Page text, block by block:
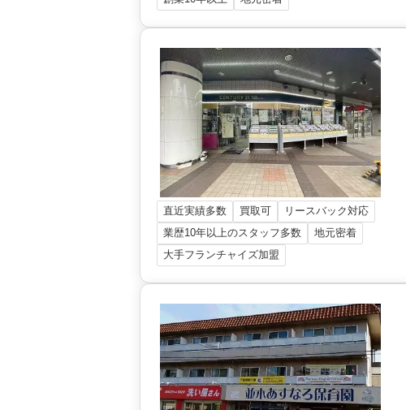
直近実績多数 買取可
リースバック対応
業歴10年以上のスタッフ多数
地元密着
大手フランチャイズ加盟